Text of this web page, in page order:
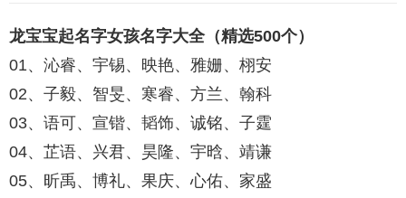
龙宝宝起名字女孩名字大全（精选500个）
01、沁睿、宇锡、映艳、雅姗、栩安
02、子毅、智旻、寒睿、方兰、翰科
03、语可、宣锴、韬饰、诚铭、子霆
04、芷语、兴君、昊隆、宇晗、靖谦
05、昕禹、博礼、果庆、心佑、家盛